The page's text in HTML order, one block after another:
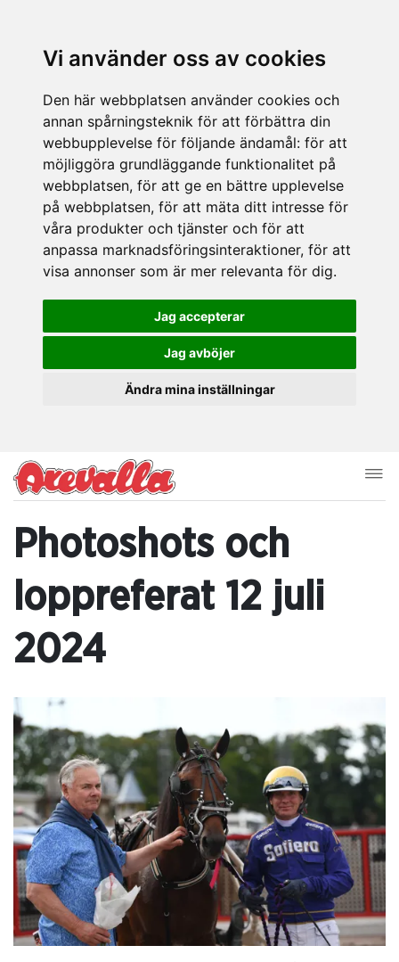
Vi använder oss av cookies
Den här webbplatsen använder cookies och
annan spårningsteknik för att förbättra din
webbupplevelse för följande ändamål: för att
möjliggöra grundläggande funktionalitet på
webbplatsen, för att ge en bättre upplevelse
på webbplatsen, för att mäta ditt intresse för
våra produkter och tjänster och för att
anpassa marknadsföringsinteraktioner, för att
visa annonser som är mer relevanta för dig.
Jag accepterar
Jag avböjer
Ändra mina inställningar
Photoshots och
loppreferat 12 juli
2024